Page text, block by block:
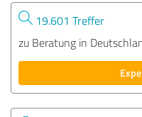
19.601 Treffer
zu Beratung in